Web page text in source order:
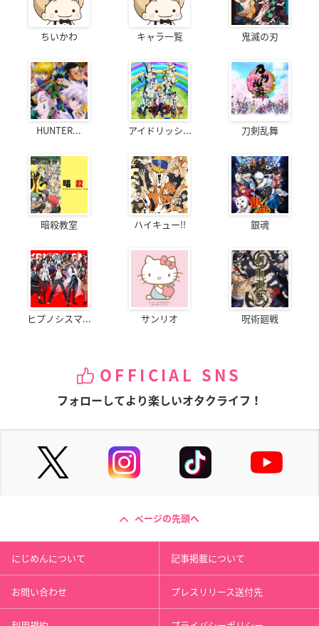
ちいかわ キャラ一覧 鬼滅の刃
HUNTER... アイドリッシ... 刀剣乱舞
暗殺教室 ハイキュー!! 銀魂
ヒプノシスマ... サンリオ 呪術廻戦
OFFICIAL SNS
フォローしてより楽しいオタクライフ！
ページの先頭へ
にじめんについて 記事掲載について
お問い合わせ プレスリリース送付先